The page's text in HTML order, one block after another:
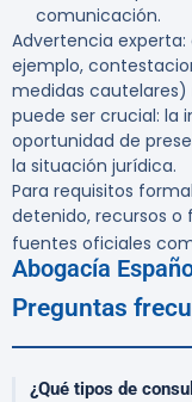
comunicación.
Advertencia experta:
ejemplo,
medidas
puede ser crucial: la
oportunidad de
la situación jurídica.
Para requisitos
detenido, recursos o
fuentes oficiales
Abogacía
Preguntas
¿Qué tipos de